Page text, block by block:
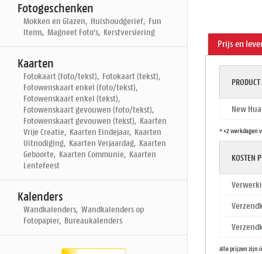
Fotogeschenken
Mokken en Glazen, Huishoudgerief, Fun
Items, Magneet Foto's, Kerstversiering
Kaarten
Fotokaart (foto/tekst), Fotokaart (tekst),
Fotowenskaart enkel (foto/tekst),
Fotowenskaart enkel (tekst),
Fotowenskaart gevouwen (foto/tekst),
Fotowenskaart gevouwen (tekst), Kaarten
Vrije Creatie, Kaarten Eindejaar, Kaarten
Uitnodiging, Kaarten Verjaardag, Kaarten
Geboorte, Kaarten Communie, Kaarten
Lentefeest
Kalenders
Wandkalenders, Wandkalenders op
Fotopapier, Bureaukalenders
Prijs en
PRODUCT
New
* +2 werkdagen
KOSTEN
Alle prijzen zijn